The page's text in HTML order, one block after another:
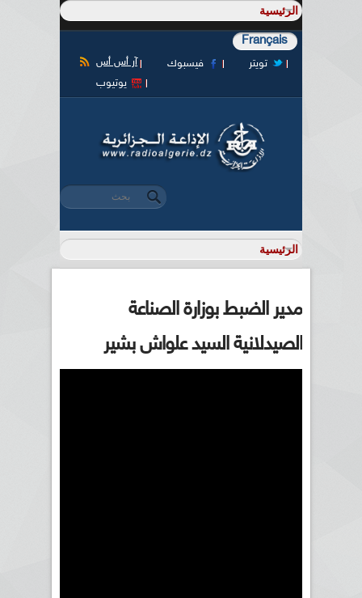
Français
آر أس أس فيسبوك
تويتر
يوتيوب
استمارة البحث
‏بحث ‏
مدير الضبط بوزارة الصناعة
الصيدلانية السيد علواش بشير